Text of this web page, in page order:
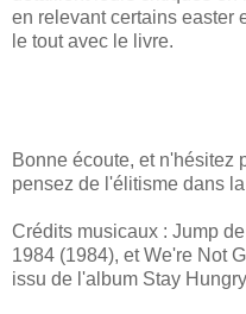
en relevant certains easter
le tout avec le livre.
Bonne écoute, et n'hésitez
pensez de l'élitisme dans
Crédits musicaux : Jump
1984 (1984), et We're Not
issu de l'album Stay